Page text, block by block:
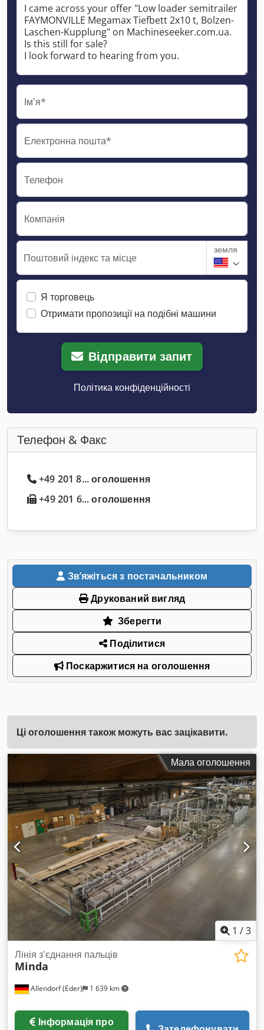
Ім'я*
Електронна пошта*
Телефон
Компанія
Поштовий індекс та місце
земля
Я торговець
Отримати пропозиції на подібні машини
Відправити запит
Політика конфіденційності
Телефон & Факс
+49 201 8... оголошення
+49 201 6... оголошення
Звʼяжіться з постачальником
Друкований вигляд
Зберегти
Поділитися
Поскаржитися на оголошення
Ці оголошення також можуть вас зацікавити.
Мала оголошення
1 /3
Allendorf (Eder) 1 639 km
Лінія з'єднання пальців
Minda